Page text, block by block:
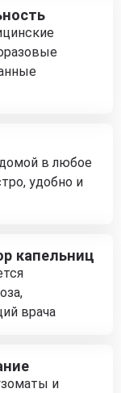
в любое
удобно и
капельниц
врача
и